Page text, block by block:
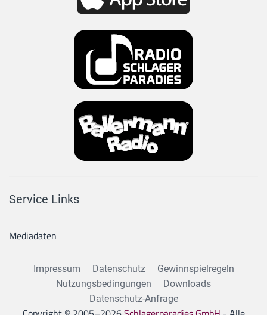
Service Links
Mediadaten
Impressum Datenschutz
Gewinnspielregeln
Nutzungsbedingungen
Downloads
Datenschutz-Anfrage